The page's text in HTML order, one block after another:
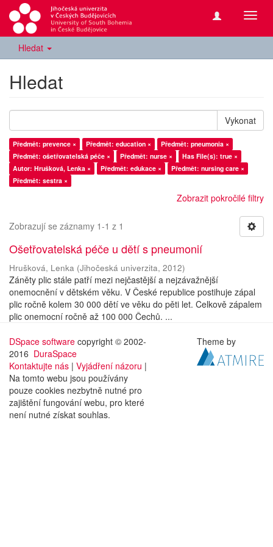
Hledat
Hledat
Vykonat
Předmět: prevence × Předmět: education ×
Předmět: pneumonia ×
Předmět: ošetřovatelská péče ×
Předmět: nurse ×
Has File(s): true ×
Autor: Hrušková, Lenka ×
Předmět: edukace ×
Předmět: nursing care ×
Předmět: sestra ×
Zobrazit pokročilé filtry
Zobrazují se záznamy 1-1 z 1
Ošetřovatelská péče u dětí s pneumonií
Hrušková, Lenka (Jihočeská univerzita, 2012)
Záněty plic stále patří mezi nejčastější a nejzávažnější
onemocnění v dětském věku. V České republice postihuje zápal
plic ročně kolem 30 000 dětí ve věku do pěti let. Celkově zápalem
plic onemocní ročně až 100 000 Čechů. ...
DSpace software copyright © 2002-
2016 DuraSpace
Kontaktujte nás | Vyjádření názoru |
Na tomto webu jsou používány
pouze cookies nezbytně nutné pro
zajištění fungování webu, pro které
není nutné získat souhlas.
Theme by